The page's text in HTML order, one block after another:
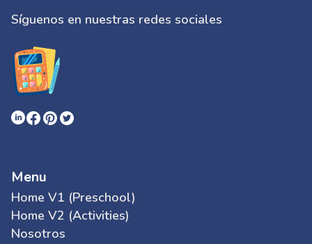
Síguenos en nuestras redes sociales
Menu
Home V1 (Preschool)
Home V2 (Activities)
Nosotros